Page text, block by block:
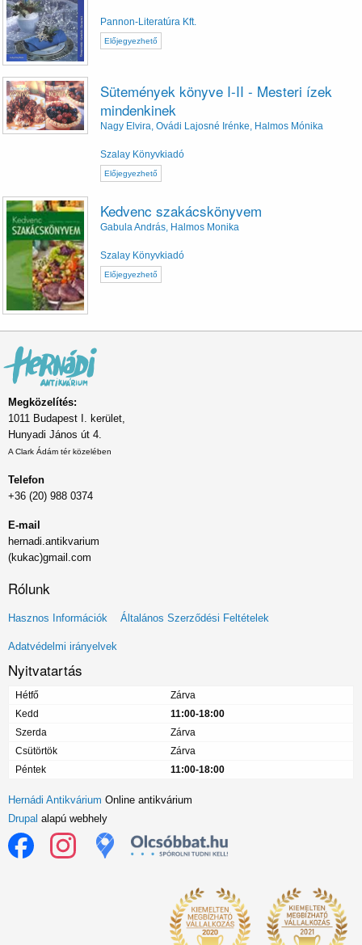
Pannon-Literatúra Kft.
Előjegyezhető
Sütemények könyve I-II - Mesteri ízek
mindenkinek
Nagy Elvira, Ovádi Lajosné Irénke, Halmos Mónika
Szalay Könyvkiadó
Előjegyezhető
Kedvenc szakácskönyvem
Gabula András, Halmos Monika
Szalay Könyvkiadó
Előjegyezhető
Megközelítés:
1011 Budapest I. kerület,
Hunyadi János út 4.
A Clark Ádám tér közelében
Telefon
+36 (20) 988 0374
E-mail
hernadi.antikvarium
(kukac)gmail.com
Rólunk
Lábléc
menü
Hasznos Információk Általános Szerződési Feltételek
Adatvédelmi irányelvek
Nyitvatartás
Hétfő
Zárva
Kedd
11:00-18:00
Szerda
Zárva
Csütörtök
Zárva
Péntek
11:00-18:00
Hernádi Antikvárium Online antikvárium
Drupal alapú webhely